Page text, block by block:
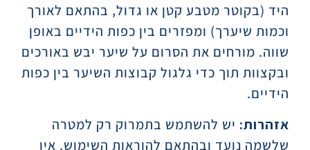
היד (בקוטר מטבע קטן או גדול, בהתאם לאורך
וכמות שיערך) ומפזרים בין כפות הידיים באופן
שווה. מורחים את הסרום על שיער יבש באורכים
ובקצוות תוך כדי גלגול קבוצות השיער בין כפות
הידיים.
אזהרות: יש להשתמש בתמרוק רק למטרה
שלשמה נועד ובהתאם להוראות השימוש. אין